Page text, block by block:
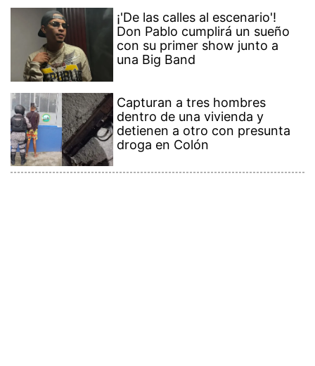
¡'De las calles al escenario'!
Don Pablo cumplirá un sueño
con su primer show junto a
una Big Band
Capturan a tres hombres
dentro de una vivienda y
detienen a otro con presunta
droga en Colón